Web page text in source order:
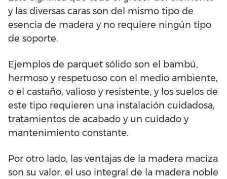
y las diversas caras son del mismo tipo de
esencia de madera y no requiere ningún tipo
de soporte.
Ejemplos de parquet sólido son el bambú,
hermoso y respetuoso con el medio ambiente,
o el castaño, valioso y resistente, y los suelos de
este tipo requieren una instalación cuidadosa,
tratamientos de acabado y un cuidado y
mantenimiento constante.
Por otro lado, las ventajas de la madera maciza
son su valor, el uso integral de la madera noble